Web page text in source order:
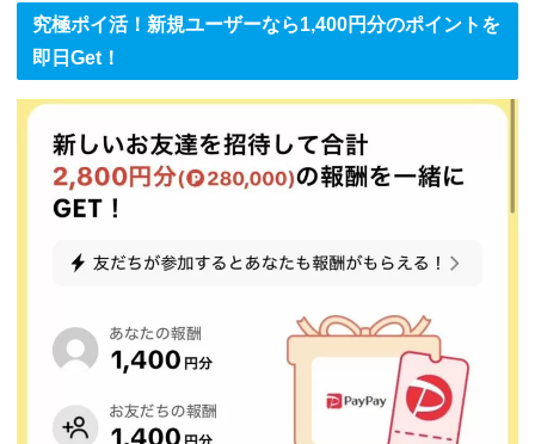
究極ポイ活！新規ユーザーなら1,400円分のポイントを
即日Get！